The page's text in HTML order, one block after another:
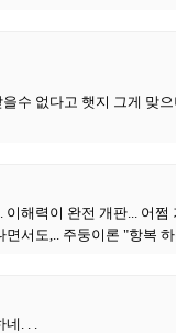
수 없다고 햇지 그게 맞으
해력이 완전 개판... 어쩜
서도,.. 주둥이론 "항복
네. . .